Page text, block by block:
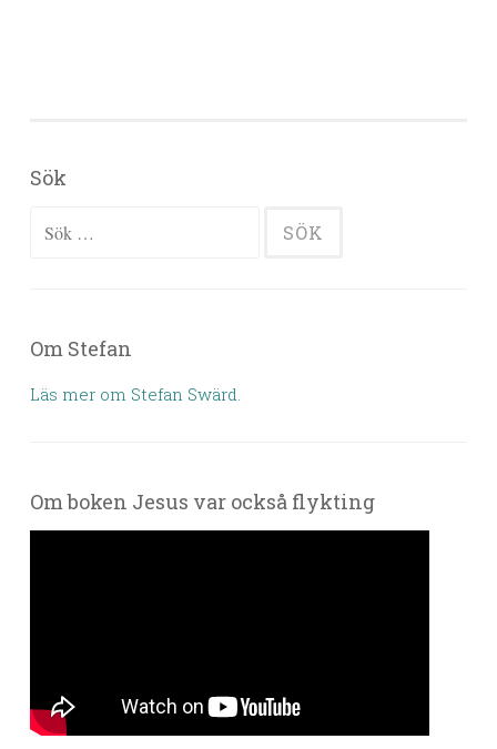
Sök
Sök efter:
Om Stefan
Läs mer om Stefan Swärd.
Om boken Jesus var också flykting